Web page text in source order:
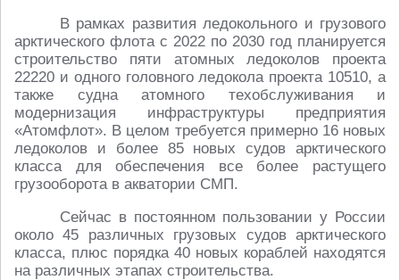
В рамках развития ледокольного и грузового
арктического флота с 2022 по 2030 год планируется
строительство пяти атомных ледоколов проекта
22220 и одного головного ледокола проекта 10510, а
также судна атомного техобслуживания и
модернизация инфраструктуры предприятия
«Атомфлот». В целом требуется примерно 16 новых
ледоколов и более 85 новых судов арктического
класса для обеспечения все более растущего
грузооборота в акватории СМП.
Сейчас в постоянном пользовании у России
около 45 различных грузовых судов арктического
класса, плюс порядка 40 новых кораблей находятся
на различных этапах строительства.